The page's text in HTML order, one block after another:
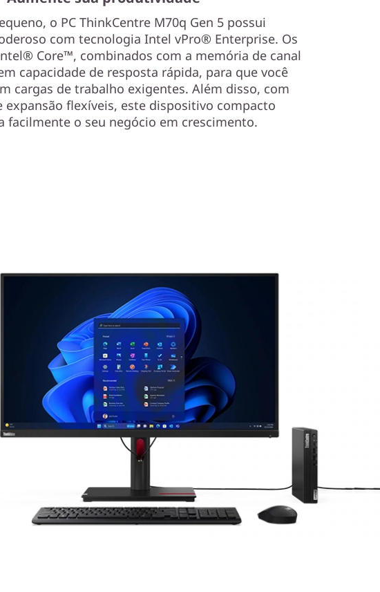
o PC ThinkCentre M70q Gen 5 possui
com tecnologia Intel vPro® Enterprise. Os
Core™, combinados com a memória de canal
capacidade de resposta rápida, para que você
cargas de trabalho exigentes. Além disso, com
expansão flexíveis, este dispositivo compacto
facilmente o seu negócio em crescimento.